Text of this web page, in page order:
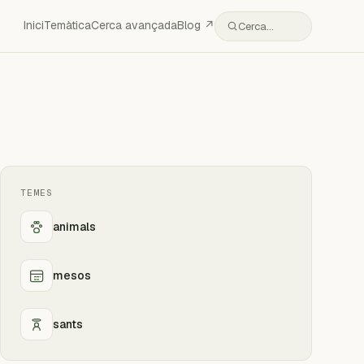
IniciTemàticaCerca avançadaBlog ↗ Cerca…
TEMES
animals
mesos
sants